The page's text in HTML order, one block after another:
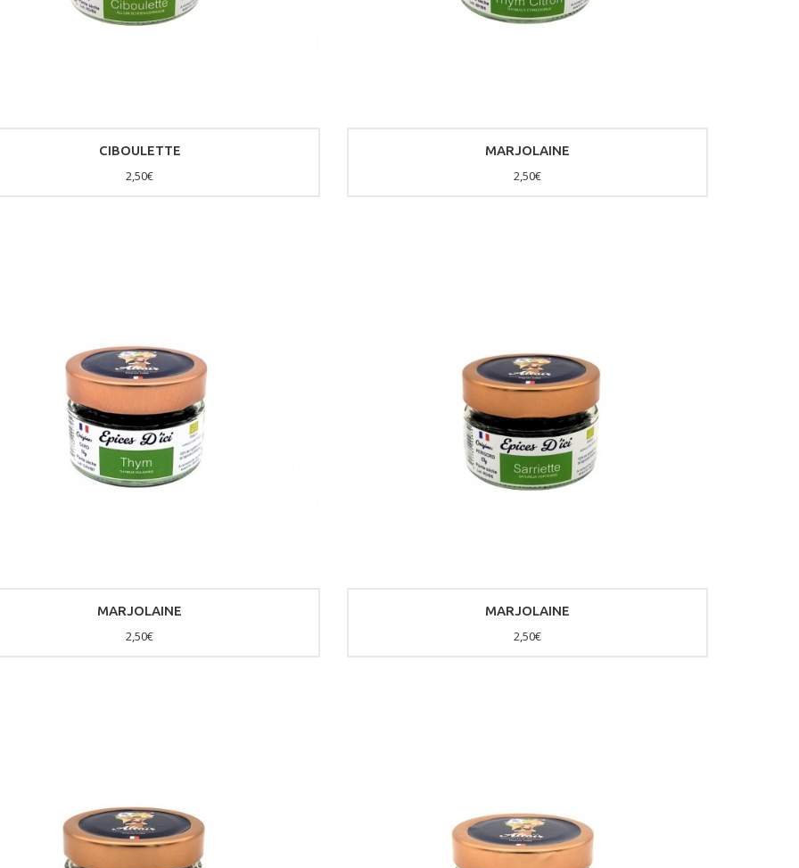
CIBOULETTE
2,50€
MARJOLAINE
2,50€
MARJOLAINE
2,50€
MARJOLAINE
2,50€